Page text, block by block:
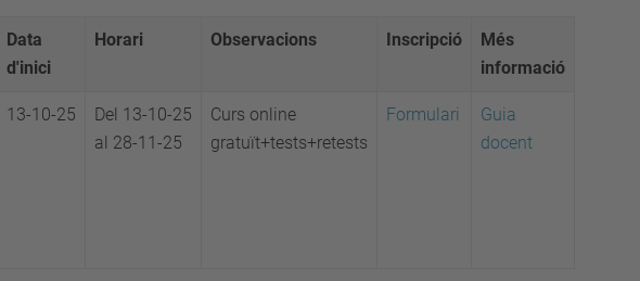
Data
d'inici
Horari Observacions Inscripció
Més
informació
13-10-25
Del 13-10-25
al 28-11-25
Curs online
gratuït+tests+retests
Formulari
Guia
docent